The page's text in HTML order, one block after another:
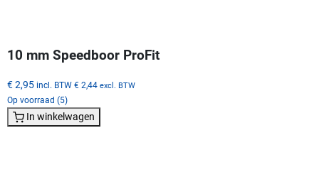
10 mm Speedboor ProFit
€ 2,95 incl. BTW € 2,44 excl. BTW
Op voorraad (5)
In winkelwagen